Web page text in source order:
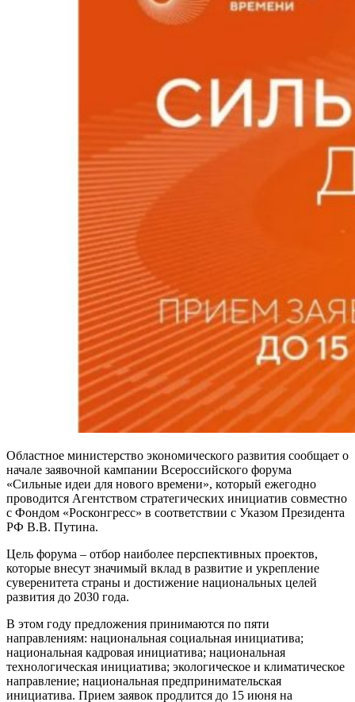
Областное министерство экономического развития сообщает о
начале заявочной кампании Всероссийского форума
«Сильные идеи для нового времени», который ежегодно
проводится Агентством стратегических инициатив совместно
с Фондом «Росконгресс» в соответствии с Указом Президента
РФ В.В. Путина.
Цель форума – отбор наиболее перспективных проектов,
которые внесут значимый вклад в развитие и укрепление
суверенитета страны и достижение национальных целей
развития до 2030 года.
В этом году предложения принимаются по пяти
направлениям: национальная социальная инициатива;
национальная кадровая инициатива; национальная
технологическая инициатива; экологическое и климатическое
направление; национальная предпринимательская
инициатива. Прием заявок продлится до 15 июня на